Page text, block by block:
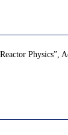
Physics”,